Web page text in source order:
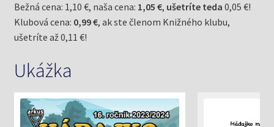
Bežná cena: 1,10 €, naša cena: 1,05 €, ušetríte teda 0,05 €!
Klubová cena: 0,99 €, ak ste členom Knižného klubu,
ušetríte až 0,11 €!
Ukážka